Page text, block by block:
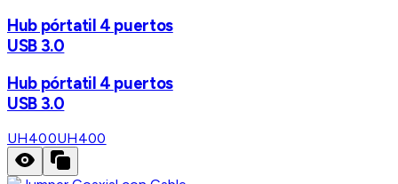
Hub pórtatil 4 puertos
USB 3.0
Hub pórtatil 4 puertos
USB 3.0
UH400UH400